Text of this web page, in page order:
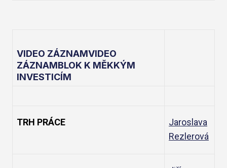
VIDEO ZÁZNAMVIDEO
ZÁZNAMBLOK K MĚKKÝM
INVESTICÍM
TRH PRÁCE
Jaroslava
Rezlerová